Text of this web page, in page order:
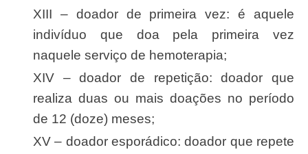
XIII – doador de primeira vez: é aquele
indivíduo que doa pela primeira vez
naquele serviço de hemoterapia;
XIV – doador de repetição: doador que
realiza duas ou mais doações no período
de 12 (doze) meses;
XV – doador esporádico: doador que repete